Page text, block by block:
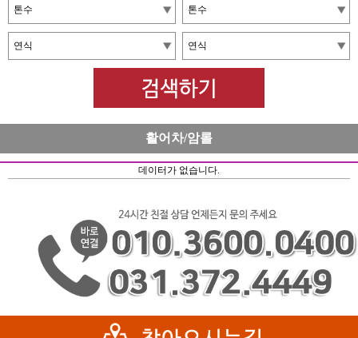
활어차/암롤
데이터가 없습니다.